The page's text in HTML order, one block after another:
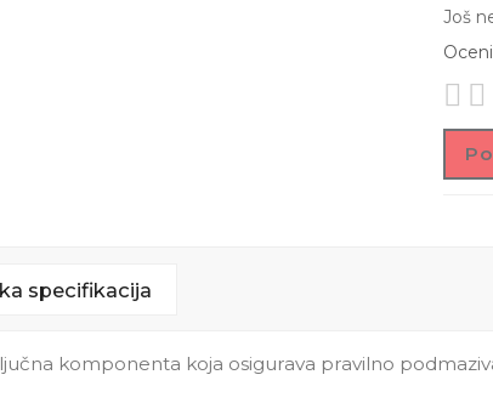
Još
specifikacija
komponenta koja osigurava pravilno